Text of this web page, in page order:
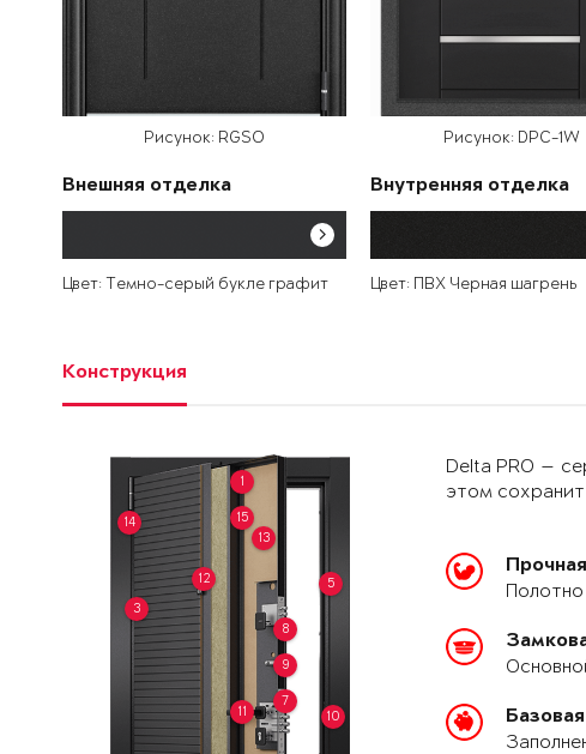
Рисунок: RGSO
Внешняя отделка
Цвет: Темно-серый букле графит
Рисунок: DPC-1W
Внутренняя отделка
Цвет: ПВХ Черная шагрень
Конструкция
1
3
5
7
8
9
10
11
12
13
14 15
Delta PRO —
этом